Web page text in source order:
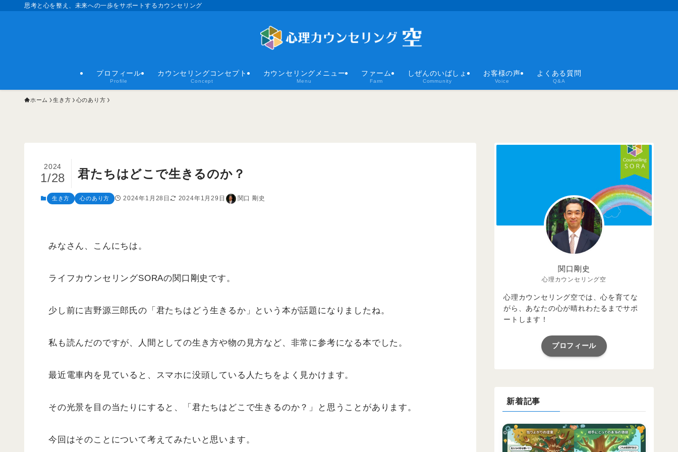
思考と心を整え、未来への一歩をサポートするカウンセリング
プロフィール
Profile
カウンセリングコンセプト
Concept
カウンセリングメニュー
Menu
ファーム
Farm
しぜんのいばしょ
Community
お客様の声
Voice
よくある質問
Q&A
ホーム 生き方 心のあり方
君たちはどこで生きるのか？
2024
1/28
生き方 心のあり方 2024年1月28日 2024年1月29日 関口 剛史
みなさん、こんにちは。
ライフカウンセリングSORAの関口剛史です。
少し前に吉野源三郎氏の「君たちはどう生きるか」という本が話題になりましたね。
私も読んだのですが、人間としての生き方や物の見方など、非常に参考になる本でした。
最近電車内を見ていると、スマホに没頭している人たちをよく見かけます。
その光景を目の当たりにすると、「君たちはどこで生きるのか？」と思うことがあります。
今回はそのことについて考えてみたいと思います。
関口剛史
心理カウンセリング空
心理カウンセリング空では、心を育てな
がら、あなたの心が晴れわたるまでサポ
ートします！
プロフィール
新着記事